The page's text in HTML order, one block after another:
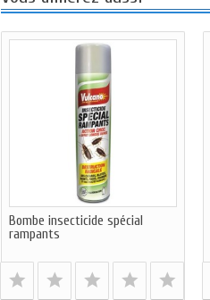
Bombe insecticide spécial
rampants